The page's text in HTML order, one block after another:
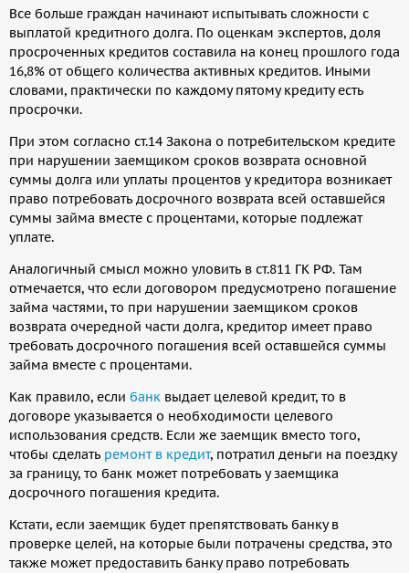
Все больше граждан начинают испытывать сложности с
выплатой кредитного долга. По оценкам экспертов, доля
просроченных кредитов составила на конец прошлого года
16,8% от общего количества активных кредитов. Иными
словами, практически по каждому пятому кредиту есть
просрочки.
При этом согласно ст.14 Закона о потребительском кредите
при нарушении заемщиком сроков возврата основной
суммы долга или уплаты процентов у кредитора возникает
право потребовать досрочного возврата всей оставшейся
суммы займа вместе с процентами, которые подлежат
уплате.
Аналогичный смысл можно уловить в ст.811 ГК РФ. Там
отмечается, что если договором предусмотрено погашение
займа частями, то при нарушении заемщиком сроков
возврата очередной части долга, кредитор имеет право
требовать досрочного погашения всей оставшейся суммы
займа вместе с процентами.
Как правило, если банк выдает целевой кредит, то в
договоре указывается о необходимости целевого
использования средств. Если же заемщик вместо того,
чтобы сделать ремонт в кредит, потратил деньги на поездку
за границу, то банк может потребовать у заемщика
досрочного погашения кредита.
Кстати, если заемщик будет препятствовать банку в
проверке целей, на которые были потрачены средства, это
также может предоставить банку право потребовать